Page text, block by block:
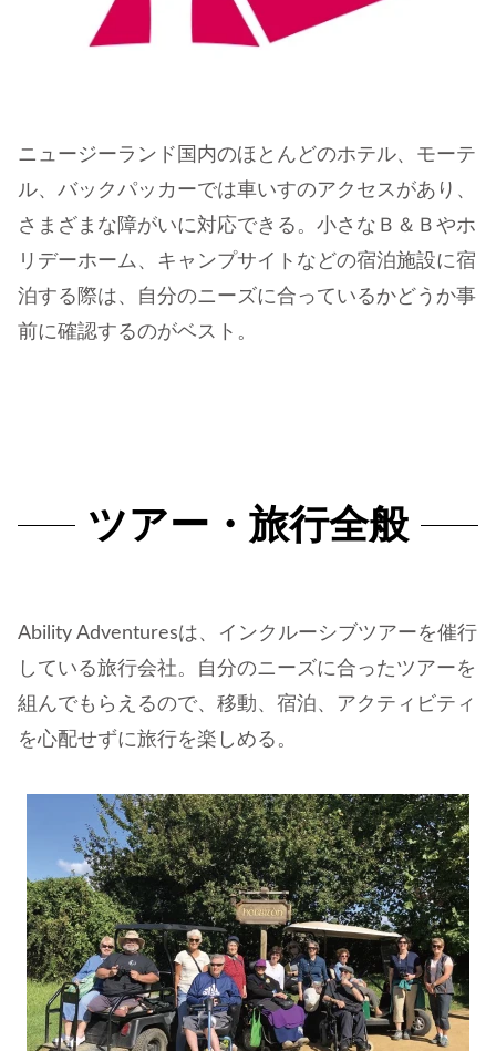
ニュージーランド国内のほとんどのホテル、モーテ
ル、バックパッカーでは車いすのアクセスがあり、
さまざまな障がいに対応できる。小さなＢ＆Ｂやホ
リデーホーム、キャンプサイトなどの宿泊施設に宿
泊する際は、自分のニーズに合っているかどうか事
前に確認するのがベスト。
ツアー・旅行全般
Ability Adventuresは、インクルーシブツアーを催行
している旅行会社。自分のニーズに合ったツアーを
組んでもらえるので、移動、宿泊、アクティビティ
を心配せずに旅行を楽しめる。